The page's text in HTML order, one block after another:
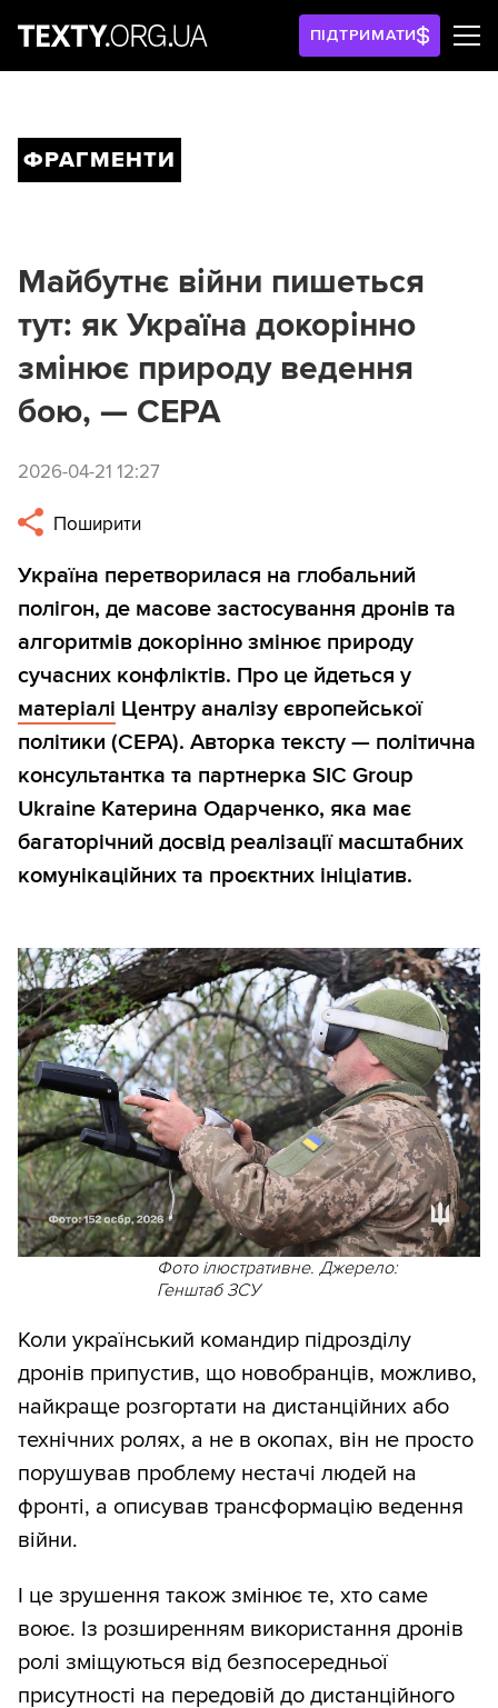
ПІДТРИМАТИ
ФРАГМЕНТИ
Майбутнє війни пишеться
тут: як Україна докорінно
змінює природу ведення
бою, — CEPA
2026-04-21 12:27
Поширити
Україна перетворилася на глобальний
полігон, де масове застосування дронів та
алгоритмів докорінно змінює природу
сучасних конфліктів. Про це йдеться у
матеріалі Центру аналізу європейської
політики (CEPA). Авторка тексту — політична
консультантка та партнерка SIC Group
Ukraine Катерина Одарченко, яка має
багаторічний досвід реалізації масштабних
комунікаційних та проєктних ініціатив.
Фото ілюстративне. Джерело:
Генштаб ЗСУ
Коли український командир підрозділу
дронів припустив, що новобранців, можливо,
найкраще розгортати на дистанційних або
технічних ролях, а не в окопах, він не просто
порушував проблему нестачі людей на
фронті, а описував трансформацію ведення
війни.
І це зрушення також змінює те, хто саме
воює. Із розширенням використання дронів
ролі зміщуються від безпосередньої
присутності на передовій до дистанційного